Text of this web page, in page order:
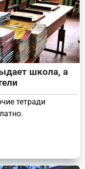
школа, а
тетради